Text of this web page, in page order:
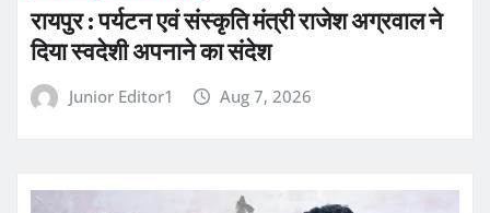
रायपुर : पर्यटन एवं संस्कृति मंत्री राजेश अग्रवाल ने
दिया स्वदेशी अपनाने का संदेश
Junior Editor1 Aug 7, 2026